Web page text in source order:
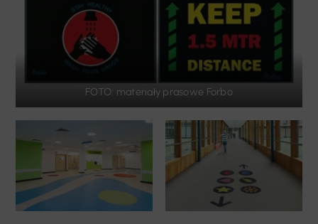
FOTO: materiały prasowe Forbo